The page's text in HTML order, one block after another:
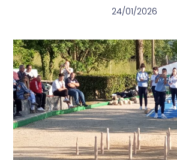
24/01/2026